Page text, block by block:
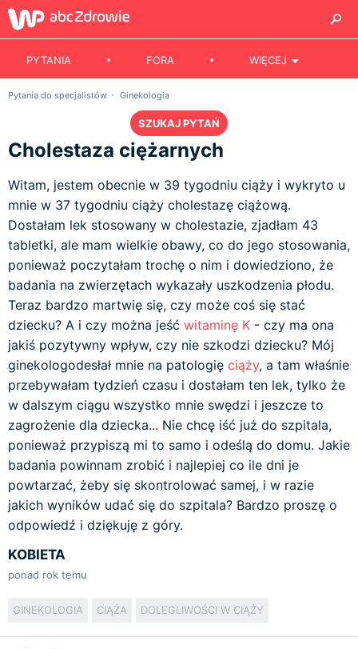
PYTANIA FORA WIĘCEJ
Pytania do specjalistów Ginekologia
SZUKAJ PYTAŃ
Cholestaza ciężarnych
Witam, jestem obecnie w 39 tygodniu ciąży i wykryto u
mnie w 37 tygodniu ciąży cholestazę ciążową.
Dostałam lek stosowany w cholestazie, zjadłam 43
tabletki, ale mam wielkie obawy, co do jego stosowania,
ponieważ poczytałam trochę o nim i dowiedziono, że
badania na zwierzętach wykazały uszkodzenia płodu.
Teraz bardzo martwię się, czy może coś się stać
dziecku? A i czy można jeść witaminę K - czy ma ona
jakiś pozytywny wpływ, czy nie szkodzi dziecku? Mój
ginekologodesłał mnie na patologię ciąży, a tam właśnie
przebywałam tydzień czasu i dostałam ten lek, tylko że
w dalszym ciągu wszystko mnie swędzi i jeszcze to
zagrożenie dla dziecka... Nie chcę iść już do szpitala,
ponieważ przypiszą mi to samo i odeślą do domu. Jakie
badania powinnam zrobić i najlepiej co ile dni je
powtarzać, żeby się skontrolować samej, i w razie
jakich wyników udać się do szpitala? Bardzo proszę o
odpowiedź i dziękuję z góry.
KOBIETA
ponad rok temu
GINEKOLOGIA CIĄŻA DOLEGLIWOŚCI W CIĄŻY